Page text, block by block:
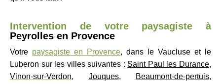
Intervention de votre paysagiste à
Peyrolles en Provence
Votre paysagiste en Provence, dans le Vaucluse et le
Luberon sur les villes suivantes : Saint Paul les Durance,
Vinon-sur-Verdon, Jouques, Beaumont-de-pertuis,